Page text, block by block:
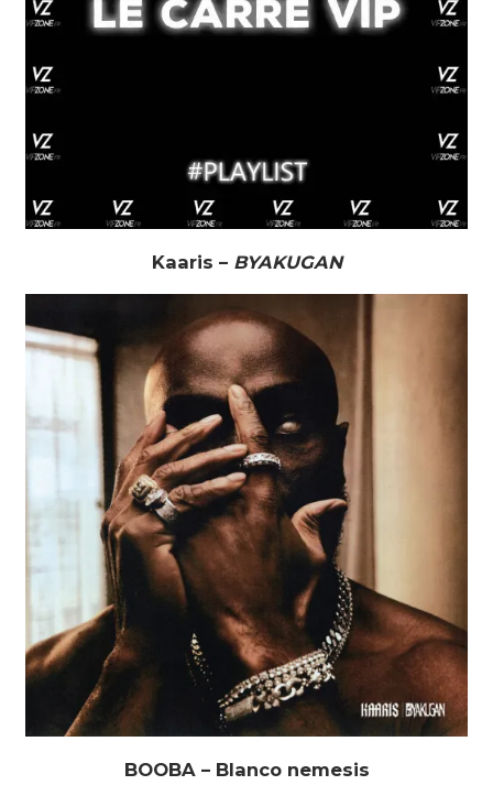
Kaaris – BYAKUGAN
BOOBA – Blanco nemesis